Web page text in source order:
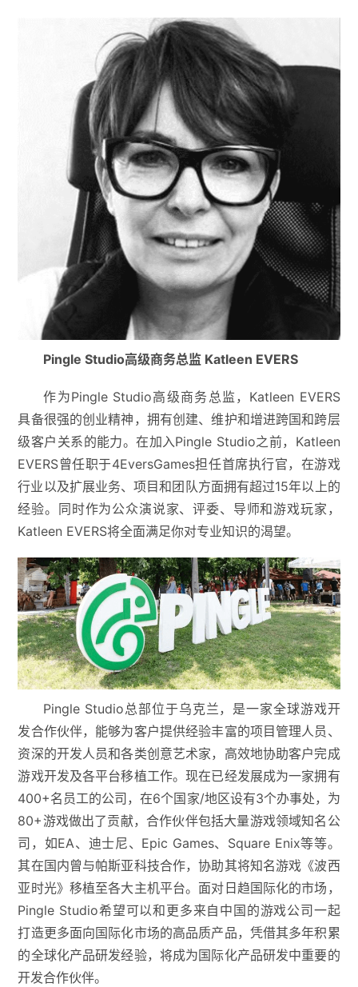
Pingle Studio高级商务总监 Katleen EVERS
作为Pingle Studio高级商务总监，Katleen EVERS
具备很强的创业精神，拥有创建、维护和增进跨国和跨层
级客户关系的能力。在加入Pingle Studio之前，Katleen
EVERS曾任职于4EversGames担任首席执行官，在游戏
行业以及扩展业务、项目和团队方面拥有超过15年以上的
经验。同时作为公众演说家、评委、导师和游戏玩家，
Katleen EVERS将全面满足你对专业知识的渴望。
Pingle Studio总部位于乌克兰，是一家全球游戏开
发合作伙伴，能够为客户提供经验丰富的项目管理人员、
资深的开发人员和各类创意艺术家，高效地协助客户完成
游戏开发及各平台移植工作。现在已经发展成为一家拥有
400+名员工的公司，在6个国家/地区设有3个办事处，为
80+游戏做出了贡献，合作伙伴包括大量游戏领域知名公
司，如EA、迪士尼、Epic Games、Square Enix等等。
其在国内曾与帕斯亚科技合作，协助其将知名游戏《波西
亚时光》移植至各大主机平台。面对日趋国际化的市场，
Pingle Studio希望可以和更多来自中国的游戏公司一起
打造更多面向国际化市场的高品质产品，凭借其多年积累
的全球化产品研发经验，将成为国际化产品研发中重要的
开发合作伙伴。